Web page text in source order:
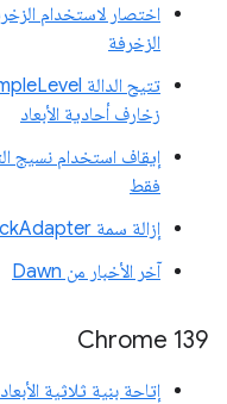
اختصار لاستخدام
الزخرفة
زخارف أحادية الأبعاد
فقط
إزالة سمة isFallbackAdapter في GPUAdapter
آخر الأخبار من Dawn
‫Chrome 139